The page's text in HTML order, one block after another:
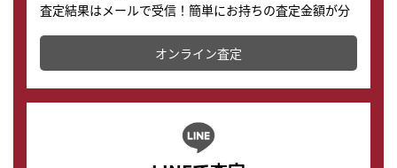
査定結果はメールで受信！簡単にお持ちの査定金額が分
かります。
オンライン査定